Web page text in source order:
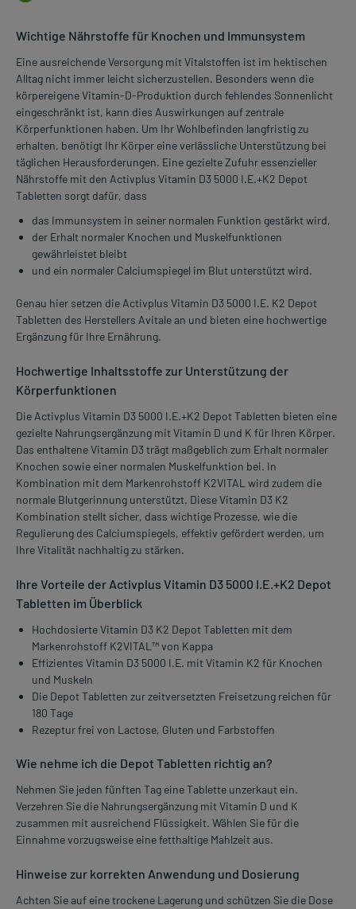
Wichtige Nährstoffe für Knochen und Immunsystem
Eine ausreichende Versorgung mit Vitalstoffen ist im hektischen
Alltag nicht immer leicht sicherzustellen. Besonders wenn die
körpereigene Vitamin-D-Produktion durch fehlendes Sonnenlicht
eingeschränkt ist, kann dies Auswirkungen auf zentrale
Körperfunktionen haben. Um Ihr Wohlbefinden langfristig zu
erhalten, benötigt Ihr Körper eine verlässliche Unterstützung bei
täglichen Herausforderungen. Eine gezielte Zufuhr essenzieller
Nährstoffe mit den Activplus Vitamin D3 5000 I.E.+K2 Depot
Tabletten sorgt dafür, dass
das Immunsystem in seiner normalen Funktion gestärkt wird,
der Erhalt normaler Knochen und Muskelfunktionen
gewährleistet bleibt
und ein normaler Calciumspiegel im Blut unterstützt wird.
Genau hier setzen die Activplus Vitamin D3 5000 I.E. K2 Depot
Tabletten des Herstellers Avitale an und bieten eine hochwertige
Ergänzung für Ihre Ernährung.
Hochwertige Inhaltsstoffe zur Unterstützung der
Körperfunktionen
Die Activplus Vitamin D3 5000 I.E.+K2 Depot Tabletten bieten eine
gezielte Nahrungsergänzung mit Vitamin D und K für Ihren Körper.
Das enthaltene Vitamin D3 trägt maßgeblich zum Erhalt normaler
Knochen sowie einer normalen Muskelfunktion bei. In
Kombination mit dem Markenrohstoff K2VITAL wird zudem die
normale Blutgerinnung unterstützt. Diese Vitamin D3 K2
Kombination stellt sicher, dass wichtige Prozesse, wie die
Regulierung des Calciumspiegels, effektiv gefördert werden, um
Ihre Vitalität nachhaltig zu stärken.
Ihre Vorteile der Activplus Vitamin D3 5000 I.E.+K2 Depot
Tabletten im Überblick
Hochdosierte Vitamin D3 K2 Depot Tabletten mit dem
Markenrohstoff K2VITAL™ von Kappa
Effizientes Vitamin D3 5000 I.E. mit Vitamin K2 für Knochen
und Muskeln
Die Depot Tabletten zur zeitversetzten Freisetzung reichen für
180 Tage
Rezeptur frei von Lactose, Gluten und Farbstoffen
Wie nehme ich die Depot Tabletten richtig an?
Nehmen Sie jeden fünften Tag eine Tablette unzerkaut ein.
Verzehren Sie die Nahrungsergänzung mit Vitamin D und K
zusammen mit ausreichend Flüssigkeit. Wählen Sie für die
Einnahme vorzugsweise eine fetthaltige Mahlzeit aus.
Hinweise zur korrekten Anwendung und Dosierung
Achten Sie auf eine trockene Lagerung und schützen Sie die Dose